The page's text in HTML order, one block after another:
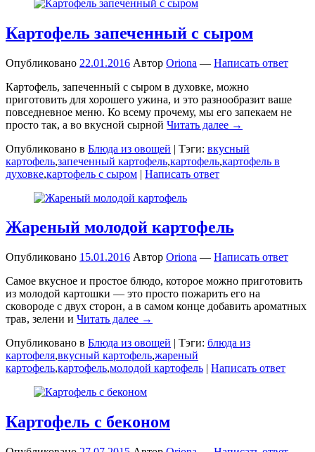
Картофель запеченный с сыром
Опубликовано 22.01.2016 Автор Oriona — Написать ответ
Картофель, запеченный с сыром в духовке, можно
приготовить для хорошего ужина, и это разнообразит ваше
повседневное меню. Ко всему прочему, мы его запекаем не
просто так, а во вкусной сырной Читать далее →
Опубликовано в Блюда из овощей | Тэги: вкусный
картофель,запеченный картофель,картофель,картофель в
духовке,картофель с сыром | Написать ответ
Жареный молодой картофель
Опубликовано 15.01.2016 Автор Oriona — Написать ответ
Самое вкусное и простое блюдо, которое можно приготовить
из молодой картошки — это просто пожарить его на
сковороде с двух сторон, а в самом конце добавить ароматных
трав, зелени и Читать далее →
Опубликовано в Блюда из овощей | Тэги: блюда из
картофеля,вкусный картофель,жареный
картофель,картофель,молодой картофель | Написать ответ
Картофель с беконом